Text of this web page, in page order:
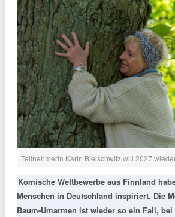
Teilnehmerin Karin Bleischwitz will 2027
Komische Wettbewerbe aus Finnland
Menschen in Deutschland inspiriert. Die
Baum-Umarmen ist wieder so ein Fall,